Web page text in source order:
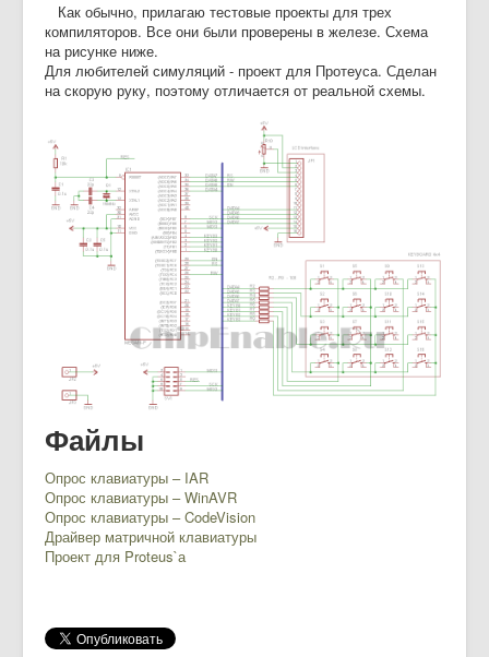
Как обычно, прилагаю тестовые проекты для трех
компиляторов. Все они были проверены в железе. Схема
на рисунке ниже.
Для любителей симуляций - проект для Протеуса. Сделан
на скорую руку, поэтому отличается от реальной схемы.
Файлы
Опрос клавиатуры – IAR
Опрос клавиатуры – WinAVR
Опрос клавиатуры – CodeVision
Драйвер матричной клавиатуры
Проект для Proteus`а